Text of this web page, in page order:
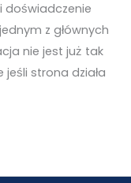
doświadczenie
z głównych
nie jest już tak
jeśli strona działa